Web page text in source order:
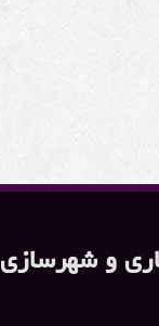
و شهرسازی